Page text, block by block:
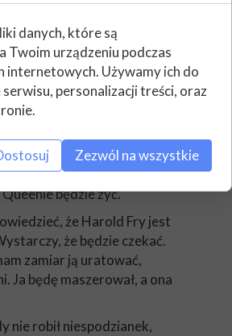
powieść poruszająca
podróżą
wszystko, przyszedł
Zamiast wysłać krótką
Harold Fry postanawia
koniec kraju. Wierzy, że
będzie żyć.
że Harold Fry jest
że będzie czekać.
zamiar ją uratować,
Ja będę maszerował, a ona
nie robił niespodzianek,
danych, które są
Twoim urządzeniu podczas
internetowych. Używamy ich do
serwisu, personalizacji treści, oraz
Zezwól na wszystkie